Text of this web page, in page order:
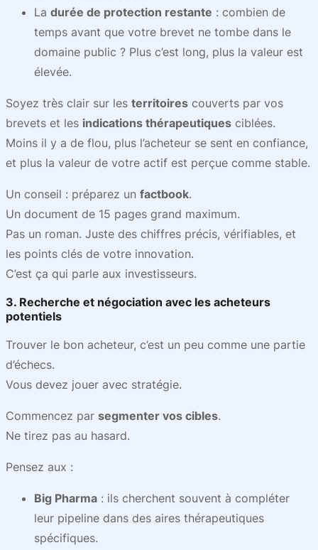
La durée de protection restante : combien de
temps avant que votre brevet ne tombe dans le
domaine public ? Plus c’est long, plus la valeur est
élevée.
Soyez très clair sur les territoires couverts par vos
brevets et les indications thérapeutiques ciblées.
Moins il y a de flou, plus l’acheteur se sent en confiance,
et plus la valeur de votre actif est perçue comme stable.
Un conseil : préparez un factbook.
Un document de 15 pages grand maximum.
Pas un roman. Juste des chiffres précis, vérifiables, et
les points clés de votre innovation.
C’est ça qui parle aux investisseurs.
3. Recherche et négociation avec les acheteurs
potentiels
Trouver le bon acheteur, c’est un peu comme une partie
d’échecs.
Vous devez jouer avec stratégie.
Commencez par segmenter vos cibles.
Ne tirez pas au hasard.
Pensez aux :
Big Pharma : ils cherchent souvent à compléter
leur pipeline dans des aires thérapeutiques
spécifiques.